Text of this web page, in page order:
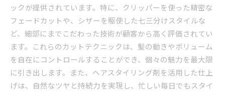
ックが提供されています。特に、クリッパーを使った精密な
フェードカットや、シザーを駆使した七三分けスタイルな
ど、細部にまでこだわった技術が顧客から高く評価されてい
ます。これらのカットテクニックは、髪の動きやボリューム
を自在にコントロールすることができ、個々の魅力を最大限
に引き出します。また、ヘアスタイリング剤を活用した仕上
げは、自然なツヤと持続力を実現し、忙しい毎日でもスタイ